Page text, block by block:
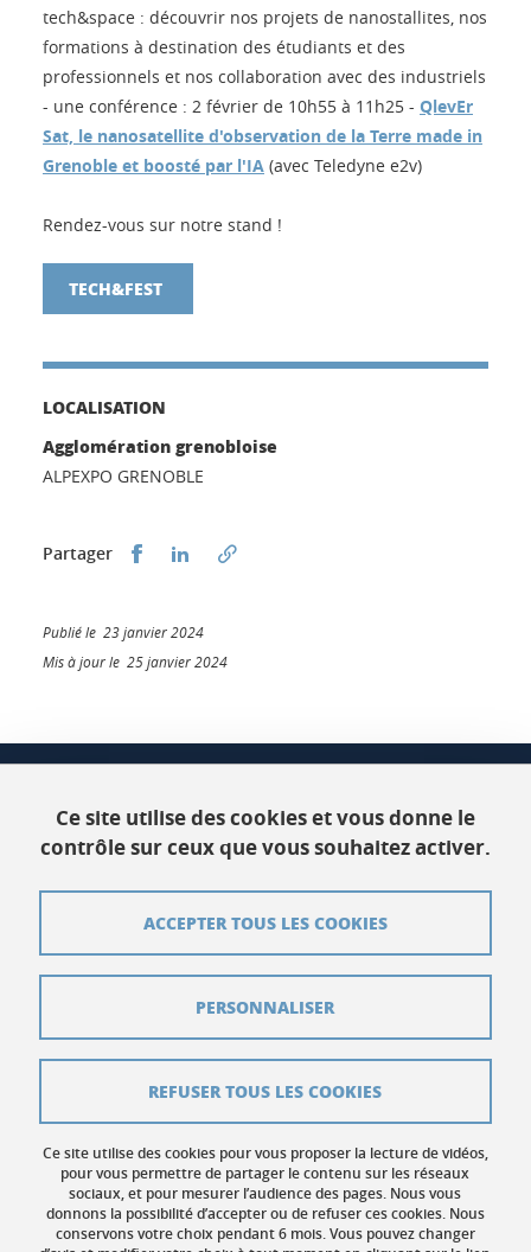
tech&space : découvrir nos projets de nanostallites, nos
formations à destination des étudiants et des
professionnels et nos collaboration avec des industriels
- une conférence : 2 février de 10h55 à 11h25 - QlevEr
Sat, le nanosatellite d'observation de la Terre made in
Grenoble et boosté par l'IA (avec Teledyne e2v)
Rendez-vous sur notre stand !
TECH&FEST
LOCALISATION
Agglomération grenobloise
ALPEXPO GRENOBLE
Partager Partager sur Facebook
Partager sur LinkedIn
Publié le 23 janvier 2024
Mis à jour le 25 janvier 2024
Bâtiment C Phitem
120 rue de la piscine
38400 Saint-Martin-d'Hères
Plan du site
Données personnelles
Gestion des cookies
Accessibilité : non conforme
Ce site utilise des cookies et vous donne le
contrôle sur ceux que vous souhaitez activer.
Ce site utilise des cookies pour vous proposer la lecture de vidéos,
pour vous permettre de partager le contenu sur les réseaux
sociaux, et pour mesurer l’audience des pages. Nous vous
donnons la possibilité d’accepter ou de refuser ces cookies. Nous
conservons votre choix pendant 6 mois. Vous pouvez changer
ACCEPTER TOUS LES COOKIES
REFUSER TOUS LES COOKIES
PERSONNALISER